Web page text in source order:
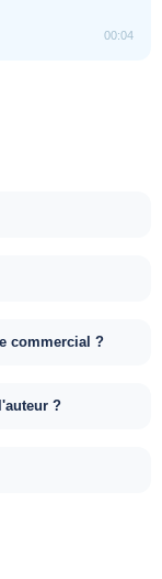
00:04
commercial ?
?